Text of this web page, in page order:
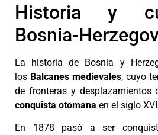
Historia y
Bosnia-
La historia de Bosnia y
los Balcanes medievales, cuyo
de fronteras y desplazamientos
conquista otomana en el siglo
En 1878 pasó a ser